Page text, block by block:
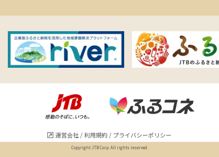
運営会社 /利用規約 / プライバシーポリシー
Copyright JTB Corp. All rights reserved.